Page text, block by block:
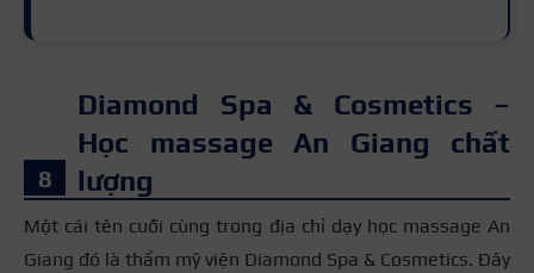
Diamond Spa & Cosmetics –
Học massage An Giang chất
lượng
Một cái tên cuối cùng trong địa chỉ dạy học massage An
Giang đó là thẩm mỹ viện Diamond Spa & Cosmetics. Đây